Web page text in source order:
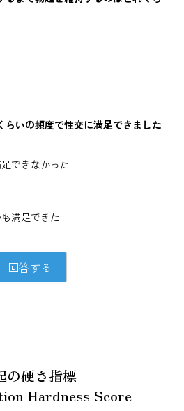
いの頻度で性交に満足できました
できなかった
満足できた
の硬さ指標
Hardness Score